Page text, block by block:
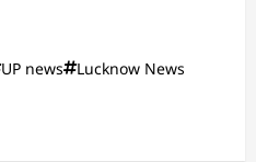
UP news
Lucknow News